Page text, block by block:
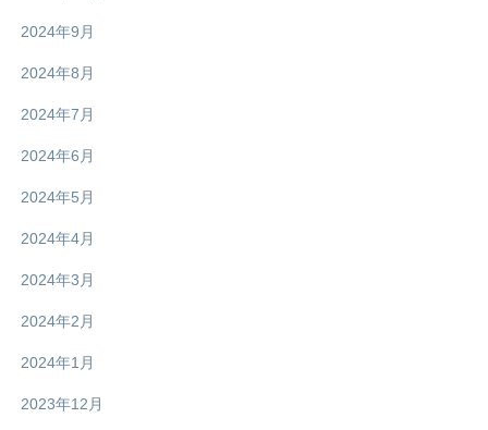
2024年9月
2024年8月
2024年7月
2024年6月
2024年5月
2024年4月
2024年3月
2024年2月
2024年1月
2023年12月